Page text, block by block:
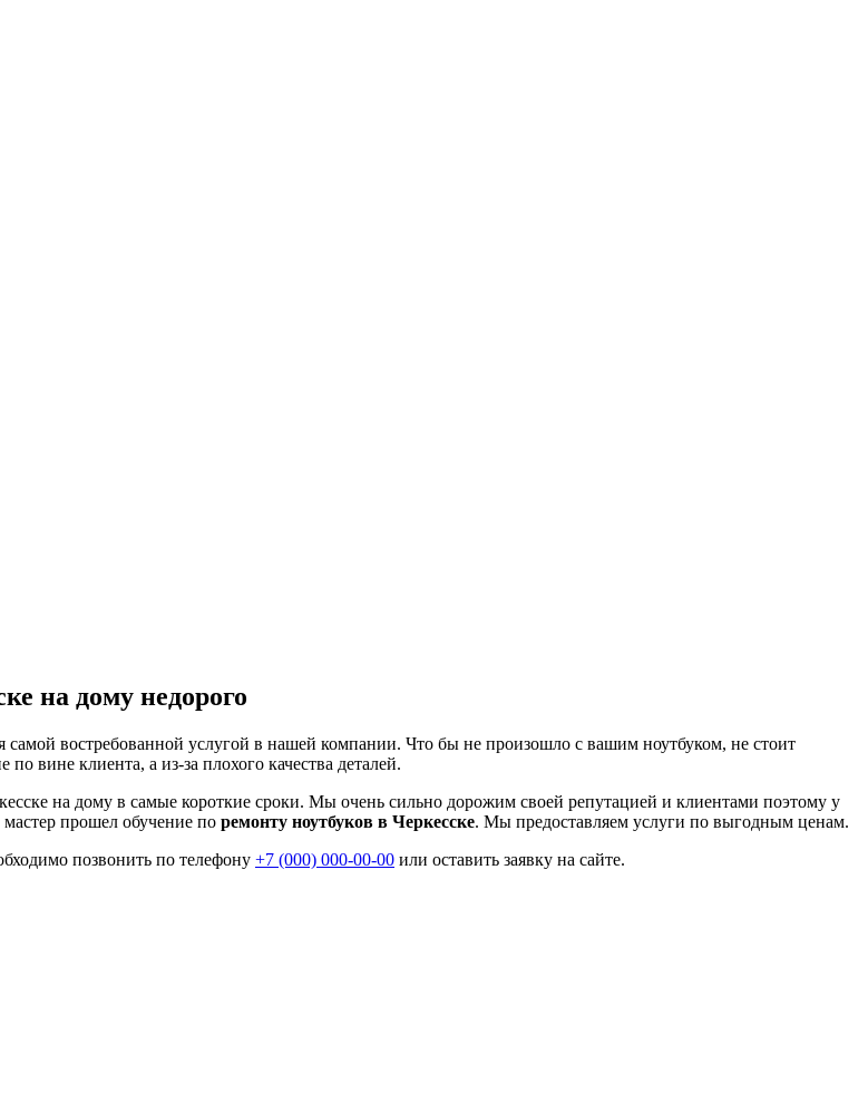
на дому недорого
самой востребованной услугой в нашей компании. Что бы не произошло с вашим ноутбуком, не стоит
по вине клиента, а из-за плохого качества деталей.
на дому в самые короткие сроки. Мы очень сильно дорожим своей репутацией и клиентами поэтому у
прошел обучение по ремонту ноутбуков в Черкесске. Мы предоставляем услуги по выгодным ценам.
позвонить по телефону +7 (000) 000-00-00 или оставить заявку на сайте.